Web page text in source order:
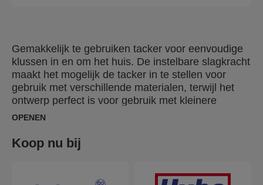
Gemakkelijk te gebruiken tacker voor eenvoudige
klussen in en om het huis. De instelbare slagkracht
maakt het mogelijk de tacker in te stellen voor
gebruik met verschillende materialen, terwijl het
ontwerp perfect is voor gebruik met kleinere
handen. Een goede oplossing voor het stofferen
soorten doek of textiel.
OPENEN
Koop nu bij